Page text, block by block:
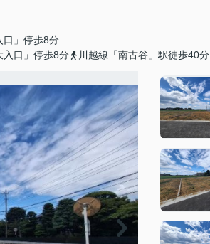
口」停歩8分
入口」停歩8分
川越線「南古谷」駅徒歩40分